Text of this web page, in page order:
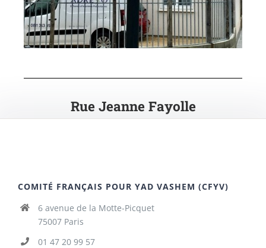
Rue Jeanne Fayolle
COMITÉ FRANÇAIS POUR YAD VASHEM (CFYV)
6 avenue de la Motte-Picquet
75007 Paris
01 47 20 99 57